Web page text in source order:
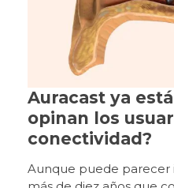
Auracast ya
opinan los
conectividad?
Aunque puede parecer increíble, ya hace algo más de diez años que convivimos con la conectividad en los audífonos, tal y como la entendemos en la actualidad. Simplificando mucho, el esfuerzo por mejorar la comunicación de los usuarios en ambientes ruidosos y de optimizar la relación señal/ruido viene ya de muy lejos, desde la década de los 80, con los sistemas FM y los bucles magnéticos. Ya en los primeros años 2000, algunos fabricantes lanzaron nuevos sistemas de conectividad mediante streamers o accesorios intermedios, hasta que los primeros audífonos con conectividad «directa» hicieron su aparición doce o trece años después. La realidad es que estos nuevos sistemas de conectividad que irrumpieron en el mercado con grandes expectativas, han contribuido a mejorar de forma sensible la calidad de escucha de los usuarios, aunque no están exentos de inconvenientes. En primer lugar, es importante aclarar que no se trata de sistemas «Bluetooth». Para poder utilizar esta denominación, los fabricantes tendrían que someter sus accesorios a un exhaustivo proceso de certificación y cumplir con los estándares de la marca. Este es el motivo por el que cada fabricante ha desarrollado sus propios dispositivos que no son compatibles entre sí y es la razón por la que un audiólogo protésico que trabaje con varias marcas tiene que conocer los accesorios de cada una de ellas. Del mismo modo, un usuario que, por diversas circunstancias, es portador de audífonos de diferente marca o, incluso, de la misma marca pero diferente plataforma (esto último ha mejorado en los últimos años), puede encontrarse con problemas a la hora de adquirir un accesorio compatible con sus dos audífonos. Los nuevos sistemas de conectividad que irrumpieron en el mercado con grandes expectativas hace ya más de una década, han contribuido a mejorar de forma sensible la calidad de escucha de los usuarios, aunque no están exentos de inconvenientes. En lo relativo a la conectividad directa con los teléfonos móviles, tanto Apple como Google/Android crearon sus propios sistemas para comunicarse con audífonos (Mfi y ASHA, respectivamente), una iniciativa procedente de los fabricantes de telefonía móvil, responsables a su vez de garantizar su funcionamiento y coherencia. A medio y largo plazo, la implementación de estos sistemas ha tenido sus inconvenientes; las actualizaciones de los sistemas operativos de los teléfonos sin una verificación adecuada de la conectividad a posteriori han provocado, no en pocas ocasiones, que los audífonos se «nieguen» a conectarse, con el consiguiente quebradero de cabeza de los audiólogos y la desesperación de los usuarios. La aparición de LE (LowEnergy) Audio como una versión universal de Bluetooth puede contribuir a aliviar sustancialmente estas dificultades. Esto no había sido posible hasta ahora porque la versión clásica de Bluetooth tenía demasiado consumo y demasiada latencia (retraso) en el audio, lo que condujo a los fabricantes de audífonos a crear sus propias versiones de conectividad. La generación de un estándar universal impuesto por la marca Bluetooth, mejorará exponencialmente el rendimiento y la consistencia de la comunicación, y supondrá un enorme beneficio tanto para usuarios como para audiólogos protésicos. En conectividad directa con los teléfonos móviles, tanto Apple como Google/Android han desarrollado sus propios sistemas para comunicarse con audífonos : Mfi y ASHA, respectivamente. Auracast encaja perfectamente en este concepto, y es conveniente aclarar en qué consiste el sistema para diferenciarlo de otros coexistentes. Como se ha mencionado, LE Audio es la última versión de Bluetooth para uso general, como llamadas y streaming. Auracast es una nueva versión de LE Audio, aunque se parece más a un sistema de transmisión de radio o una wifi de audio, ya que un número ilimitado de personas puede sintonizar una transmisión de Auracast a través de diferentes dispositivos (auriculares inalámbricos, audífonos, implantes, dispositivos óseos, etc.), y por tanto compartir el audio, algo absolutamente impensable con la tecnología precedente. Hemos oído hablar de Auracast desde hace unos tres años, pero parece que no llega nunca. En realidad, su instauración definitiva en el mercado es inminente (de hecho, ya existen dispositivos que cuentan con esta tecnología). Una de las razones por las que está resultando más compleja su generalización es que hay muchas partes implicadas con necesidades e intereses muy diversos. Por ejemplo, los fabricantes de auriculares tienen unas prioridades y los fabricantes de audífonos tienen otras, y es preciso llegar a un punto de encuentro. Además, Auracast implica la transmisión de audio a través de LE Audio, algo totalmente novedoso ya que previamente este canal solo se utilizaba para la transmisión de datos, precisamente para ahorrar energía. En los audífonos, por ejemplo LE Audio se utilizaba para el manejo de las apps, pero no para la transmisión de audio directa. Auracast se